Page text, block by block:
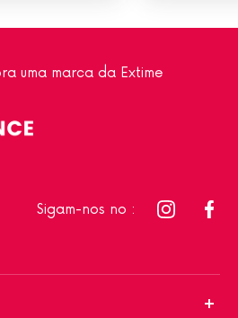
uma marca da Extime
Sigam-nos no :